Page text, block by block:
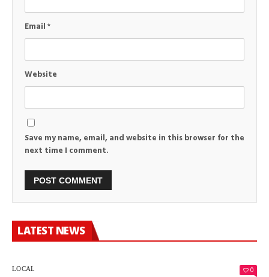
Email*
Website
Save my name, email, and website in this browser for the
next time I comment.
LATEST NEWS
LOCAL 0